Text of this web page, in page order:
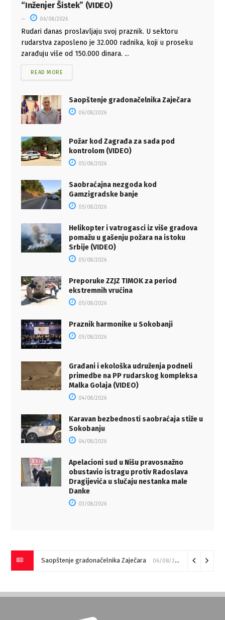
“Inženjer Šistek” (VIDEO)
06/08/2026
Rudari danas proslavljaju svoj praznik. U sektoru
rudarstva zaposleno je 32.000 radnika, koji u proseku
zarađuju više od 150.000 dinara. ...
READ MORE
Saopštenje gradonačelnika Zaječara
06/08/2026
Požar kod Zagrađa za sada pod
kontrolom (VIDEO)
05/08/2026
Saobraćajna nezgoda kod
Gamzigradske banje
05/08/2026
Helikopter i vatrogasci iz više gradova
pomažu u gašenju požara na istoku
Srbije (VIDEO)
05/08/2026
Preporuke ZZJZ TIMOK za period
ekstremnih vrućina
05/08/2026
Praznik harmonike u Sokobanji
05/08/2026
Građani i ekološka udruženja podneli
primedbe na PP rudarskog kompleksa
Malka Golaja (VIDEO)
04/08/2026
Karavan bezbednosti saobraćaja stiže u
Sokobanju
04/08/2026
Apelacioni sud u Nišu pravosnažno
obustavio istragu protiv Radoslava
Dragijevića u slučaju nestanka male
Danke
03/08/2026
Saopštenje gradonačelnika Zaječara 06/08/2026